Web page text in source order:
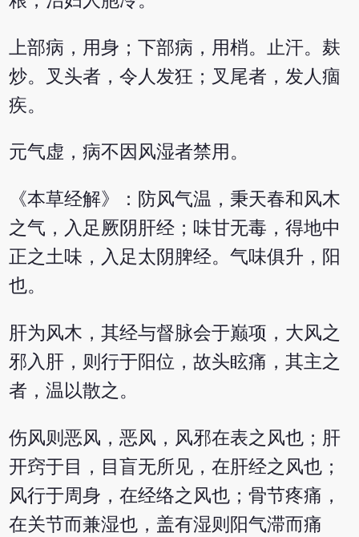
上部病，用身；下部病，用梢。止汗。麸
炒。叉头者，令人发狂；叉尾者，发人痼
疾。
元气虚，病不因风湿者禁用。
《本草经解》：防风气温，秉天春和风木
之气，入足厥阴肝经；味甘无毒，得地中
正之土味，入足太阴脾经。气味俱升，阳
也。
肝为风木，其经与督脉会于巅项，大风之
邪入肝，则行于阳位，故头眩痛，其主之
者，温以散之。
伤风则恶风，恶风，风邪在表之风也；肝
开窍于目，目盲无所见，在肝经之风也；
风行于周身，在经络之风也；骨节疼痛，
在关节而兼湿也，盖有湿则阳气滞而痛